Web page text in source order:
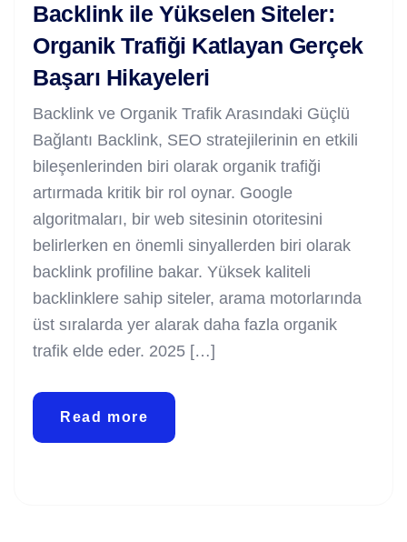
Backlink ile Yükselen Siteler:
Organik Trafiği Katlayan Gerçek
Başarı Hikayeleri
Backlink ve Organik Trafik Arasındaki Güçlü
Bağlantı Backlink, SEO stratejilerinin en etkili
bileşenlerinden biri olarak organik trafiği
artırmada kritik bir rol oynar. Google
algoritmaları, bir web sitesinin otoritesini
belirlerken en önemli sinyallerden biri olarak
backlink profiline bakar. Yüksek kaliteli
backlinklere sahip siteler, arama motorlarında
üst sıralarda yer alarak daha fazla organik
trafik elde eder. 2025 […]
Read more